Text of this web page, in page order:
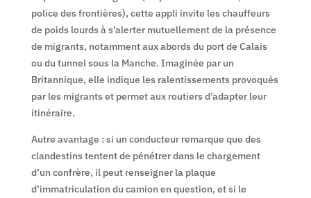
police des frontières), cette appli invite les chauffeurs
de poids lourds à s’alerter mutuellement de la présence
de migrants, notamment aux abords du port de Calais
ou du tunnel sous la Manche. Imaginée par un
Britannique, elle indique les ralentissements provoqués
par les migrants et permet aux routiers d’adapter leur
itinéraire.
Autre avantage : si un conducteur remarque que des
clandestins tentent de pénétrer dans le chargement
d’un confrère, il peut renseigner la plaque
d’immatriculation du camion en question, et si le